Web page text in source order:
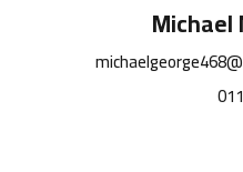
Michael